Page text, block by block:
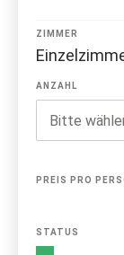
ZIMMER
ANZAHL
PREIS PRO
STATUS